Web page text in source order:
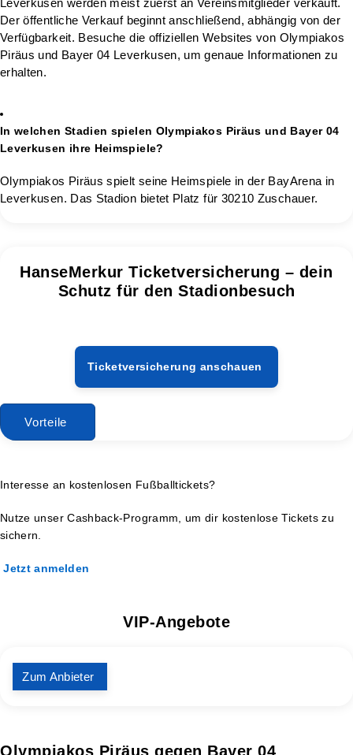
Leverkusen werden meist zuerst an Vereinsmitglieder verkauft.
Der öffentliche Verkauf beginnt anschließend, abhängig von der
Verfügbarkeit. Besuche die offiziellen Websites von Olympiakos
Piräus und Bayer 04 Leverkusen, um genaue Informationen zu
erhalten.
In welchen Stadien spielen Olympiakos Piräus und Bayer 04
Leverkusen ihre Heimspiele?
Olympiakos Piräus spielt seine Heimspiele in der BayArena in
Leverkusen. Das Stadion bietet Platz für 30210 Zuschauer.
HanseMerkur Ticketversicherung – dein
Schutz für den Stadionbesuch
Ticketversicherung anschauen
Vorteile
Interesse an kostenlosen Fußballtickets?
Nutze unser Cashback-Programm, um dir kostenlose Tickets zu
sichern.
Jetzt anmelden
VIP-Angebote
Zum Anbieter
Olympiakos Piräus gegen Bayer 04